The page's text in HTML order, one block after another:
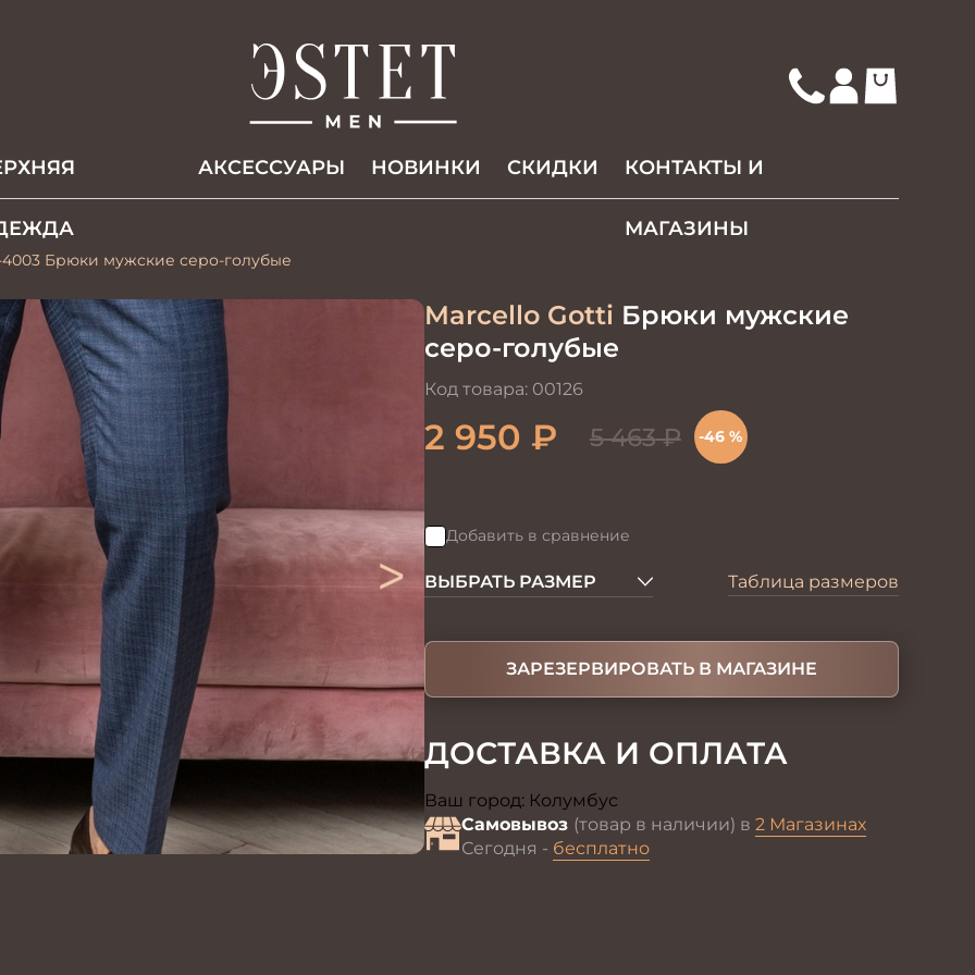
АКCЕССУАРЫ НОВИНКИ СКИДКИ КОНТАКТЫ И
МАГАЗИНЫ
4003 Брюки мужские серо-голубые
>
Marcello Gotti Брюки мужские
серо-голубые
Код товара: 00126
2 950 ₽ 5 463₽ -46 %
Добавить в сравнение
ВЫБРАТЬ РАЗМЕР Таблица размеров
ЗАРЕЗЕРВИРОВАТЬ В МАГАЗИНЕ
ДОСТАВКА И ОПЛАТА
Ваш город: Колумбус
Самовывоз (товар в наличии) в 2 Магазинах
Сегодня - бесплатно